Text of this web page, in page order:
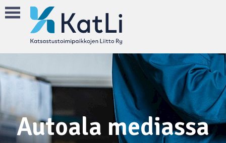
Autoala mediassa